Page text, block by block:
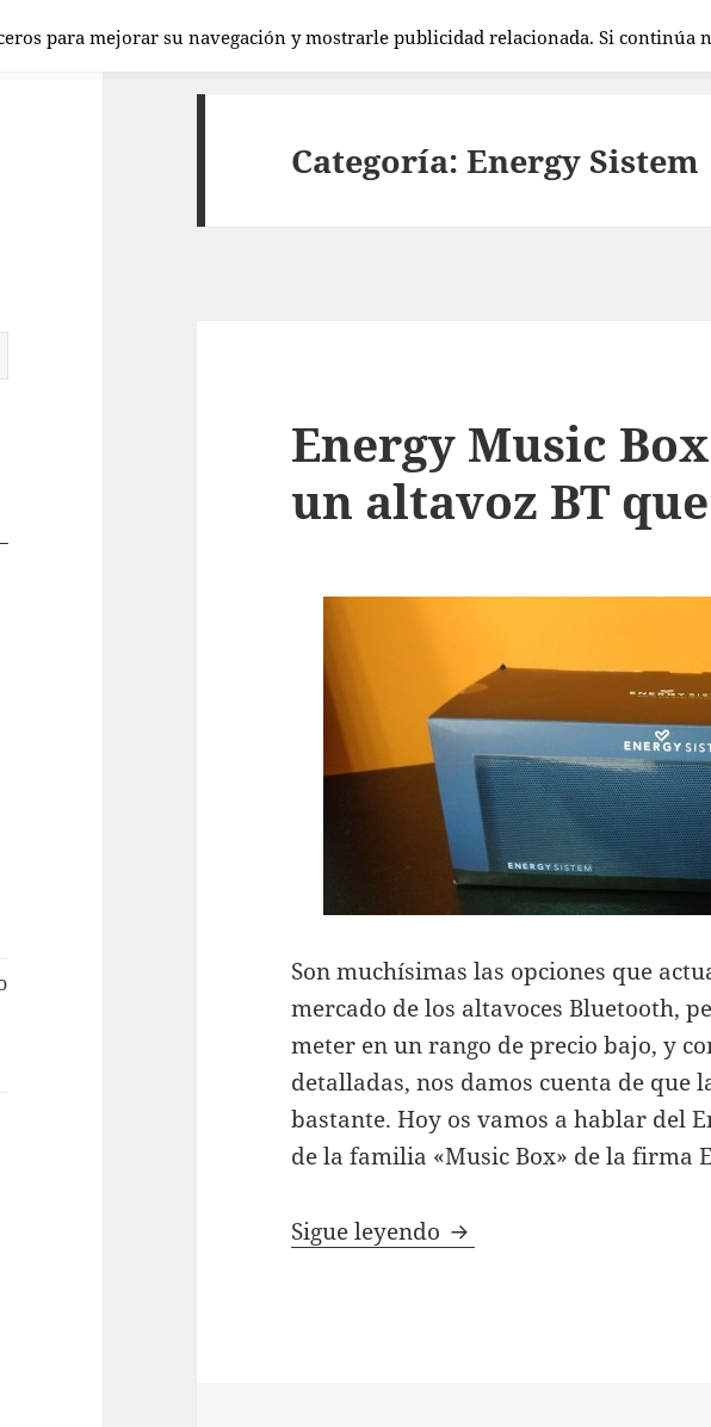
Categoría:Energy Sistem
Energy Music
un altavoz BT
Son muchísimas las opciones que
mercado de los altavoces Bluetooth,
meter en un rango de precio bajo, y
detalladas, nos damos cuenta de que
bastante. Hoy os vamos a hablar del
de la familia «Music Box» de la firma
Sigue leyendo Energy Music Box 5,
para mejorar su navegación y mostrarle publicidad relacionada. Si continúa